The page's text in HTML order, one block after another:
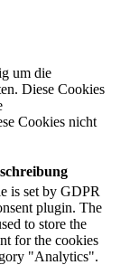
um die
Diese Cookies
Cookies nicht
is set by GDPR
plugin. The
to store the
for the cookies
"Analytics".